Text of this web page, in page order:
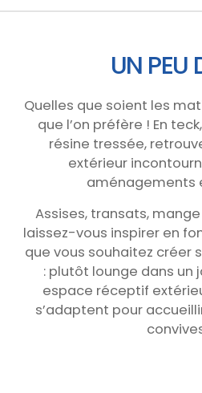
UN PEU
Quelles que soient les
que l’on préfère ! En
résine tressée,
extérieur
aménagements
Assises, transats,
laissez-vous inspirer en
que vous souhaitez créer
: plutôt lounge dans un
espace réceptif
s’adaptent pour